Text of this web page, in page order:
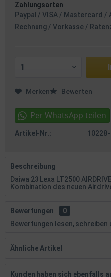
Zahlungsarten
Paypal / VISA / Mastercard /
Rechnung / Vorkasse /
Merken Bewerten
Artikel-Nr.:
Beschreibung
Daiwa 23 Lexa LT2500
Kombination des neuen
Bewertungen
0
Bewertungen lesen, schreiben
Ähnliche Artikel
Kunden haben sich ebenfalls